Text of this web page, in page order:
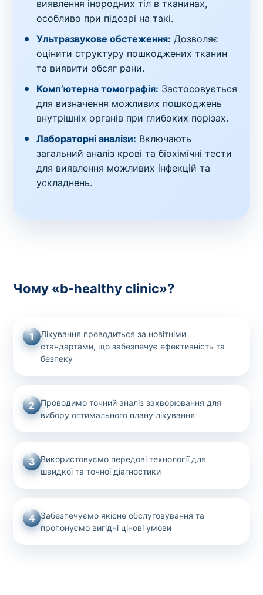
виявлення інородних тіл в тканинах,
особливо при підозрі на такі.
Ультразвукове обстеження: Дозволяє
оцінити структуру пошкоджених тканин
та виявити обсяг рани.
Комп’ютерна томографія: Застосовується
для визначення можливих пошкоджень
внутрішніх органів при глибоких порізах.
Лабораторні аналізи: Включають
загальний аналіз крові та біохімічні тести
для виявлення можливих інфекцій та
ускладнень.
Чому «b-healthy clinic»?
1
Лікування проводиться за новітніми
стандартами, що забезпечує ефективність та
безпеку
2
Проводимо точний аналіз захворювання для
вибору оптимального плану лікування
3 Використовуємо передові технології для
швидкої та точної діагностики
4 Забезпечуємо якісне обслуговування та
пропонуємо вигідні цінові умови